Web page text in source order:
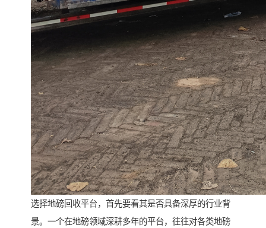
选择地磅回收平台，首先要看其是否具备深厚的行业背
景。一个在地磅领域深耕多年的平台，往往对各类地磅